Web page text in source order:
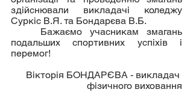
здійснювали викладачі коледжу
Суркіс В.Я. та Бондарєва В.Б.
подальших спортивних успіхів і
перемог!
Вікторія БОНДАРЄВА - викладач
фізичного виховання